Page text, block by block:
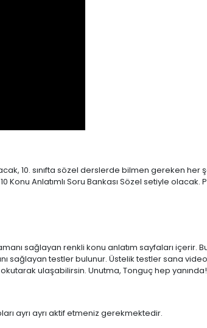
10. sınıfta sözel derslerde bilmen gereken
Anlatımlı Soru Bankası Sözel setiyle
sağlayan renkli konu anlatım sayfaları içerir.
testler bulunur. Üstelik testler sana video
ulaşabilirsin. Unutma, Tonguç hep yanında!
ayrı ayrı aktif etmeniz gerekmektedir.